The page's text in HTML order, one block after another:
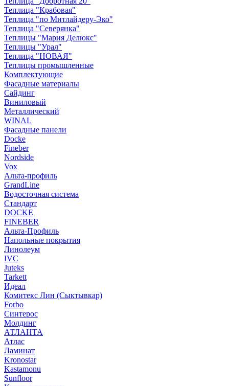
Теплица "Крабовая"
Теплица "по Митлайдеру-Эко"
Теплица "Северянка"
Теплицы "Мария Делюкс"
Теплицы "Урал"
Теплица "НОВАЯ"
Теплицы промышленные
Комплектующие
Фасадные материалы
Сайдинг
Виниловый
Металлический
WINAL
Фасадные панели
Docke
Fineber
Nordside
Vox
Альта-профиль
GrandLine
Водосточная система
Стандарт
DOCKE
FINEBER
Альта-Профиль
Напольные покрытия
Линолеум
IVC
Juteks
Tarkett
Идеал
Комитекс Лин (Сыктывкар)
Forbo
Синтерос
Молдинг
АТЛАНТА
Атлас
Ламинат
Kronostar
Kastamonu
Sunfloor